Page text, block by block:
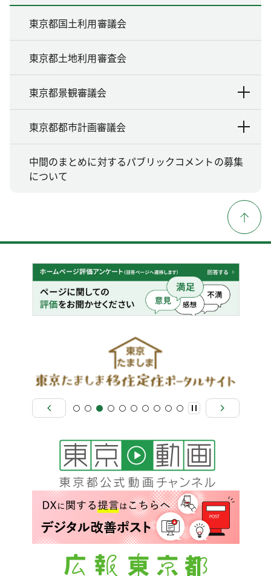
東京都国土利用審議会
東京都土地利用審査会
東京都景観審議会
東京都都市計画審議会
中間のまとめに対するパブリックコメントの募集
について